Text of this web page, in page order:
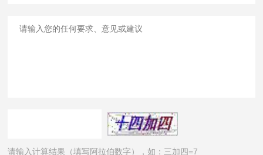
请输入计算结果（填写阿拉伯数字），如：三加四=7